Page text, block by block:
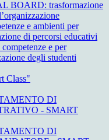
BOARD: trasformazione
e ambienti per
di percorsi educativi
e per
degli studenti
Class"
DI
- SMART
DI